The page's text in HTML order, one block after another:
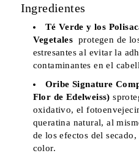
Ingredientes
Té Verde y los
Vegetales protegen de
estresantes al evitar la
contaminantes en el
Oribe Signature
Flor de Edelweiss)
oxidativo, el
queratina natural, al
de los efectos del
color.